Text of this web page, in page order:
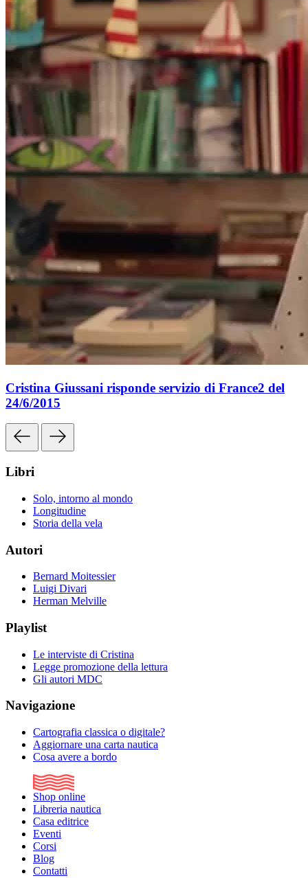
Cristina Giussani risponde servizio di France2 del
24/6/2015
Libri
Solo, intorno al mondo
Longitudine
Storia della vela
Autori
Bernard Moitessier
Luigi Divari
Herman Melville
Playlist
Le interviste di Cristina
Legge promozione della lettura
Gli autori MDC
Navigazione
Cartografia classica o digitale?
Aggiornare una carta nautica
Cosa avere a bordo
Shop online
Libreria nautica
Casa editrice
Eventi
Corsi
Blog
Contatti